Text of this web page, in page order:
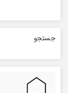
جستجو